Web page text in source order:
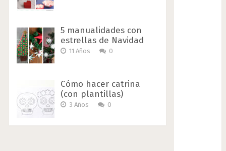
5 manualidades con
estrellas de Navidad
11 Años 0
Cómo hacer catrina
(con plantillas)
3 Años 0